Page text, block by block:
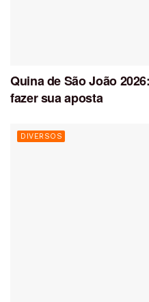
Quina de São João
fazer sua aposta
DIVERSOS